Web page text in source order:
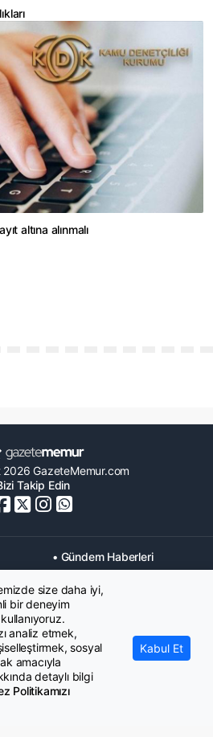
altına alınmalı
GazeteMemur.com
Takip Edin
• Gündem Haberleri
• KPSS Haberleri
• Eğitim Haberleri
• Maaş Verileri Haberleri
size daha iyi,
bir deneyim
analiz etmek,
sosyal
amacıyla
detaylı bilgi
Politikamızı
Kabul Et